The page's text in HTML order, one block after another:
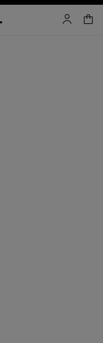
cuenta
carrito